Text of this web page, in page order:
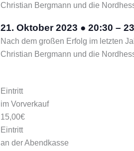
Christian Bergmann und die
21. Oktober 2023 ● 20:30 –
Nach dem großen Erfolg im letzten
Christian Bergmann und die
Eintritt
im Vorverkauf
15,00€
Eintritt
an der Abendkasse